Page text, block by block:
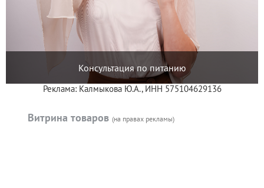
Консультация по питанию
Реклама: Калмыкова Ю.А., ИНН 575104629136
Витрина товаров (на правах рекламы)